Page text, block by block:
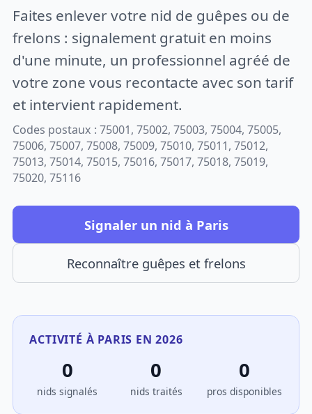
Faites enlever votre nid de guêpes ou de
frelons : signalement gratuit en moins
d'une minute, un professionnel agréé de
votre zone vous recontacte avec son tarif
et intervient rapidement.
Codes postaux : 75001, 75002, 75003, 75004, 75005,
75006, 75007, 75008, 75009, 75010, 75011, 75012,
75013, 75014, 75015, 75016, 75017, 75018, 75019,
75020, 75116
Signaler un nid à Paris
Reconnaître guêpes et frelons
ACTIVITÉ À PARIS EN 2026
0
nids signalés
0
nids traités
0
pros disponibles